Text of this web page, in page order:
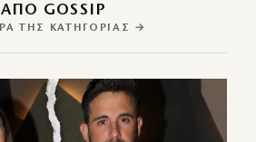
GOSSIP
ΤΗΣ ΚΑΤΗΓΟΡΊΑΣ →